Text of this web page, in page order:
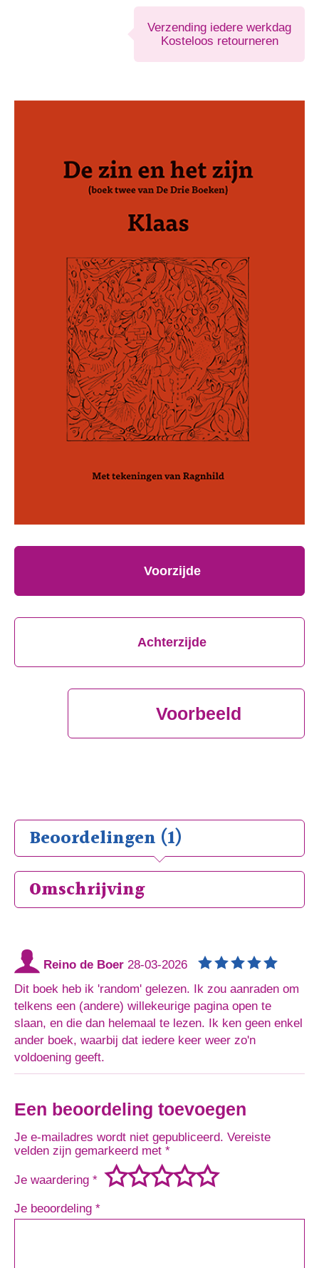
Voorzijde
Achterzijde
Voorbeeld
Verzending iedere werkdag
Kosteloos retourneren
Beoordelingen (1)
Omschrijving
Reino de Boer 28-03-2026
Dit boek heb ik 'random' gelezen. Ik zou aanraden om
telkens een (andere) willekeurige pagina open te
slaan, en die dan helemaal te lezen. Ik ken geen enkel
ander boek, waarbij dat iedere keer weer zo'n
voldoening geeft.
Een beoordeling toevoegen
Je e-mailadres wordt niet gepubliceerd. Vereiste
velden zijn gemarkeerd met *
Je waardering *
Je beoordeling *